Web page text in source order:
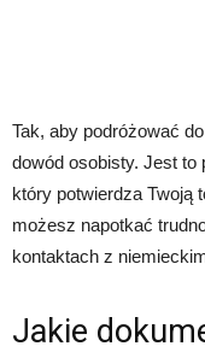
Tak, aby podróżować
dowód osobisty. Jest
który potwierdza Twoją
możesz napotkać
kontaktach z
Jakie